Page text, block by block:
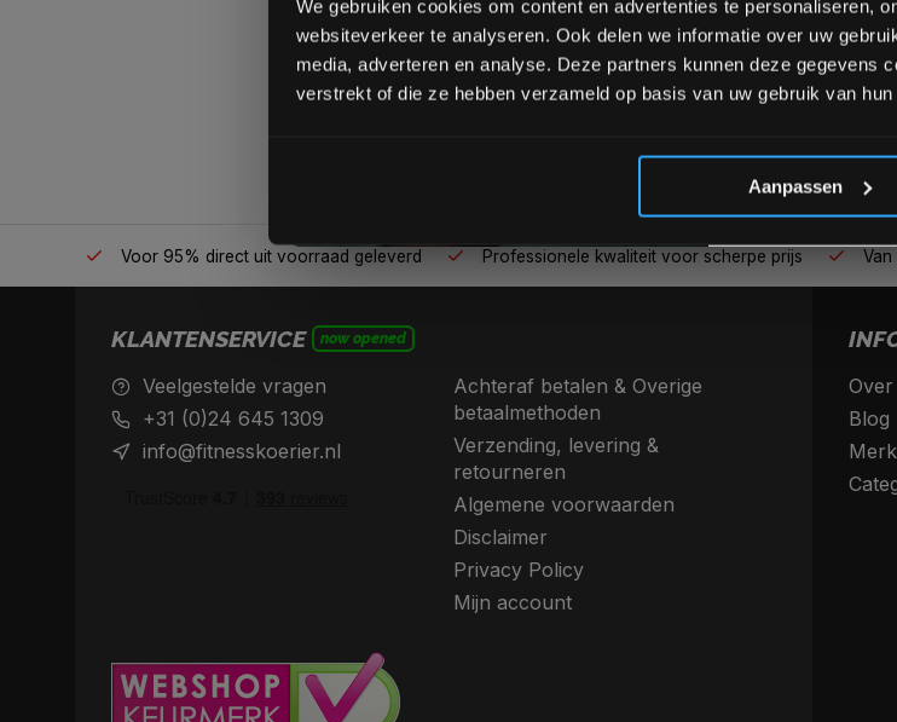
We gebruiken cookies om content en advertenties te personaliseren,
websiteverkeer te analyseren. Ook delen we informatie over uw
media, adverteren en analyse. Deze partners kunnen deze gegevens
verstrekt of die ze hebben verzameld op basis van uw gebruik van
Aanpassen
Voor 95% direct uit voorraad geleverd Professionele kwaliteit voor scherpe prijs Van
KLANTENSERVICE now opened
Veelgestelde vragen
+31 (0)24 645 1309
info@fitnesskoerier.nl
Achteraf betalen & Overige
betaalmethoden
Verzending, levering &
retourneren
Algemene voorwaarden
Disclaimer
Privacy Policy
Mijn account
Blog